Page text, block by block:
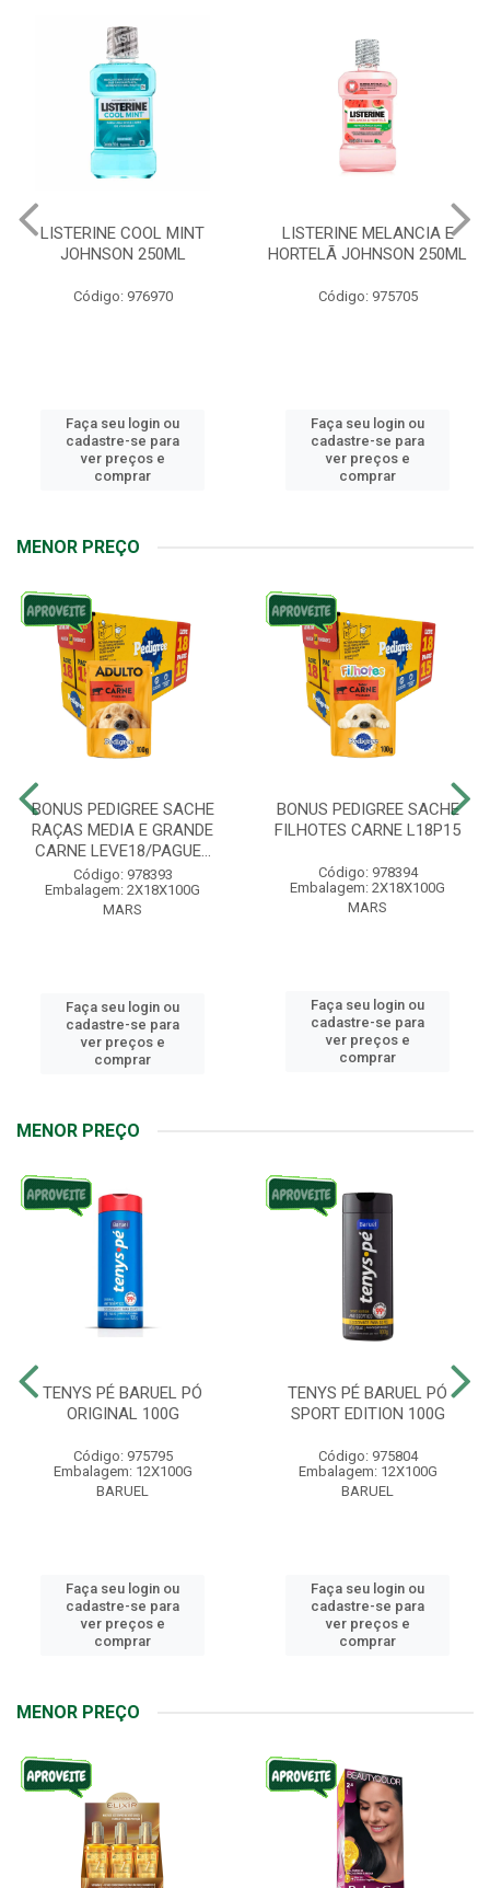
LISTERINE MELANCIA E
HORTELÃ JOHNSON 250ML
Código: 975705
Faça seu login ou
cadastre-se para
ver preços e
ABSORVENTE
LIVRE ADAPT
Código: 961997
Faça seu login ou
cadastre-se para
ver preços e
MENOR PREÇO
BONUS PEDIGREE SACHE
RAÇAS MEDIA E GRANDE
CARNE LEVE18/PAGUE...
Código: 978393
Embalagem: 2X18X100G
MARS
Faça seu login ou
cadastre-se para
ver preços e
comprar
BONUS PEDIGREE SACHE
FILHOTES CARNE L18P15
Código: 978394
Embalagem: 2X18X100G
MARS
Faça seu login ou
cadastre-se para
ver preços e
comprar
MENOR PREÇO
TENYS PÉ BARUEL PÓ
ORIGINAL 100G
Código: 975795
Embalagem: 12X100G
BARUEL
Faça seu login ou
cadastre-se para
ver preços e
comprar
TENYS PÉ BARUEL PÓ
SPORT EDITION 100G
Código: 975804
Embalagem: 12X100G
BARUEL
Faça seu login ou
cadastre-se para
ver preços e
comprar
MENOR PREÇO